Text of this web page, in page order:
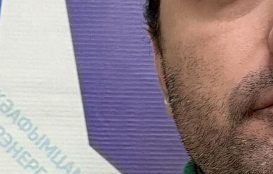
28 февраля 2024
В Общественной палате Российской Федерации обсудят
развитие отрасли Интеллектуальных систем безопасности
Мнения
22 февраля 2020
Гильдия НСБ МТПП и ООПН «Безопасная столица»
представили общественный проект «Безопасный подъезд»
Обратитесь в редакцию
Контактные данные